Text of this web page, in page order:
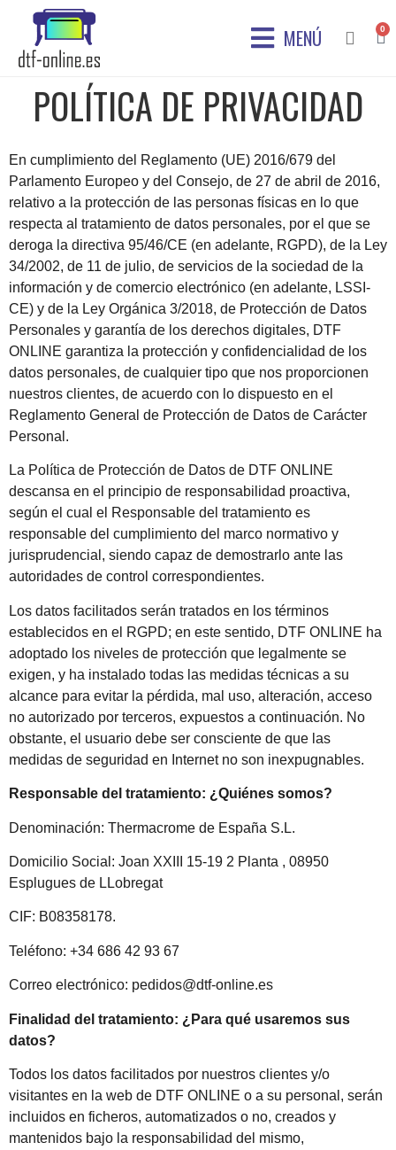
MENÚ 0
POLÍTICA DE PRIVACIDAD
En cumplimiento del Reglamento (UE) 2016/679 del
Parlamento Europeo y del Consejo, de 27 de abril de 2016,
relativo a la protección de las personas físicas en lo que
respecta al tratamiento de datos personales, por el que se
deroga la directiva 95/46/CE (en adelante, RGPD), de la Ley
34/2002, de 11 de julio, de servicios de la sociedad de la
información y de comercio electrónico (en adelante, LSSI-
CE) y de la Ley Orgánica 3/2018, de Protección de Datos
Personales y garantía de los derechos digitales, DTF
ONLINE garantiza la protección y confidencialidad de los
datos personales, de cualquier tipo que nos proporcionen
nuestros clientes, de acuerdo con lo dispuesto en el
Reglamento General de Protección de Datos de Carácter
Personal.
La Política de Protección de Datos de DTF ONLINE
descansa en el principio de responsabilidad proactiva,
según el cual el Responsable del tratamiento es
responsable del cumplimiento del marco normativo y
jurisprudencial, siendo capaz de demostrarlo ante las
autoridades de control correspondientes.
Los datos facilitados serán tratados en los términos
establecidos en el RGPD; en este sentido, DTF ONLINE ha
adoptado los niveles de protección que legalmente se
exigen, y ha instalado todas las medidas técnicas a su
alcance para evitar la pérdida, mal uso, alteración, acceso
no autorizado por terceros, expuestos a continuación. No
obstante, el usuario debe ser consciente de que las
medidas de seguridad en Internet no son inexpugnables.
Responsable del tratamiento: ¿Quiénes somos?
Denominación: Thermacrome de España S.L.
Domicilio Social: Joan XXIII 15-19 2 Planta , 08950
Esplugues de LLobregat
CIF: B08358178.
Teléfono: +34 686 42 93 67
Correo electrónico: pedidos@dtf-online.es
Finalidad del tratamiento: ¿Para qué usaremos sus
datos?
Todos los datos facilitados por nuestros clientes y/o
visitantes en la web de DTF ONLINE o a su personal, serán
incluidos en ficheros, automatizados o no, creados y
mantenidos bajo la responsabilidad del mismo,